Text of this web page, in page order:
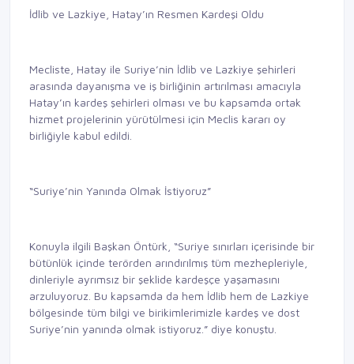
İdlib ve Lazkiye, Hatay’ın Resmen Kardeşi Oldu
Mecliste, Hatay ile Suriye’nin İdlib ve Lazkiye şehirleri
arasında dayanışma ve iş birliğinin artırılması amacıyla
Hatay’ın kardeş şehirleri olması ve bu kapsamda ortak
hizmet projelerinin yürütülmesi için Meclis kararı oy
birliğiyle kabul edildi.
“Suriye’nin Yanında Olmak İstiyoruz”
Konuyla ilgili Başkan Öntürk, “Suriye sınırları içerisinde bir
bütünlük içinde terörden arındırılmış tüm mezhepleriyle,
dinleriyle ayrımsız bir şeklide kardeşçe yaşamasını
arzuluyoruz. Bu kapsamda da hem İdlib hem de Lazkiye
bölgesinde tüm bilgi ve birikimlerimizle kardeş ve dost
Suriye’nin yanında olmak istiyoruz.” diye konuştu.